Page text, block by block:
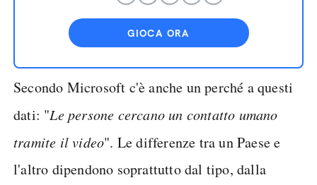
GIOCA ORA
Secondo Microsoft c'è anche un perché a questi
dati: "Le persone cercano un contatto umano
tramite il video". Le differenze tra un Paese e
l'altro dipendono soprattutto dal tipo, dalla